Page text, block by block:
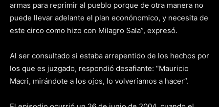
armas para reprimir al pueblo porque de otra manera no
puede llevar adelante el plan econónomico, y necesita de
este circo como hizo con Milagro Sala”, expresó.
Al ser consultado si estaba arrepentido de los hechos por
los que es juzgado, respondió desafiante: “Mauricio
Macri, mirándote a los ojos, lo volveríamos a hacer”.